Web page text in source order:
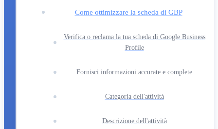
Come ottimizzare la scheda di GBP
Verifica o reclama la tua scheda di Google Business
Profile
Fornisci informazioni accurate e complete
Categoria dell'attività
Descrizione dell'attività